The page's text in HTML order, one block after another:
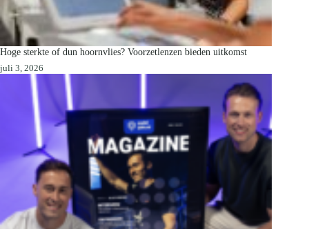
Hoge sterkte of dun hoornvlies? Voorzetlenzen bieden uitkomst
juli 3, 2026